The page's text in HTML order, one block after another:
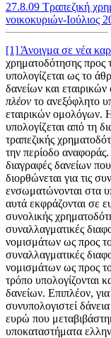
27.8.09 Τραπεζική
νοικοκυριών-Ιούλιος
[1] Άνοιγμα σε νέα
χρηματοδότησης προς
υπολογίζεται ως το
δανείων και
πλέον το ανεξόφλητο
εταιρικών ομολόγων.
υπολογίζεται από τη
τραπεζικής
την περίοδο
διαγραφές δανείων
διορθώνεται για τις
ενσωματώνονται στα
αυτά εκφράζονται σε
συνολικής
συναλλαγματικές
νομισμάτων ως προς
συναλλαγματικές
νομισμάτων ως προς
τρόπο υπολογίζονται
δανείων. Επιπλέον,
συνυπολογιστεί
ευρώ που
υποκαταστήματα